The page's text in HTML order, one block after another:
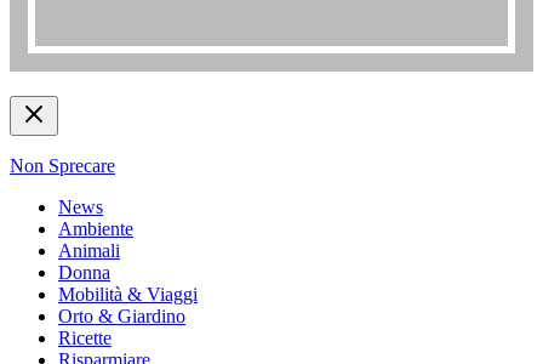
Non Sprecare
News
Ambiente
Animali
Donna
Mobilità & Viaggi
Orto & Giardino
Ricette
Risparmiare